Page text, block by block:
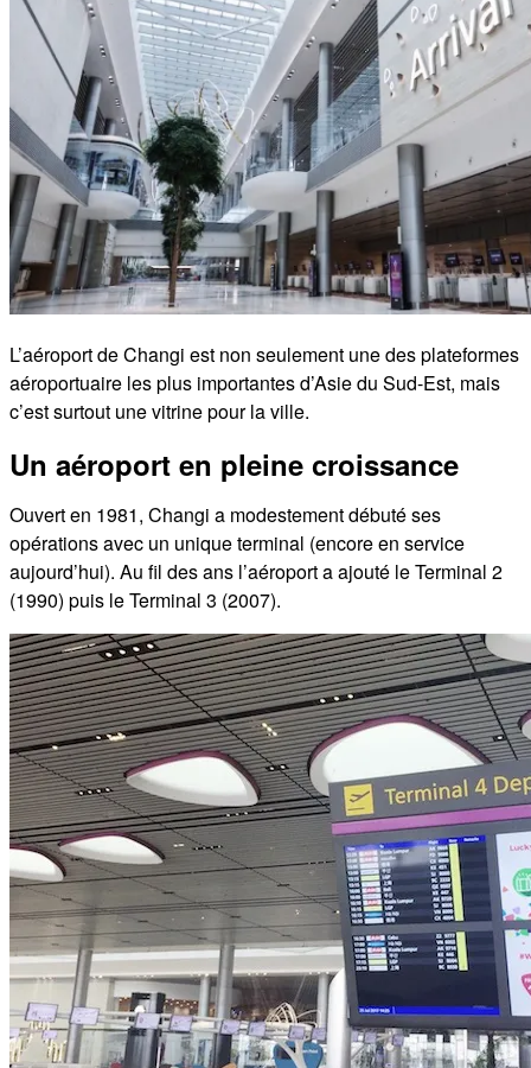
L’aéroport de Changi est non seulement une des plateformes
aéroportuaire les plus importantes d’Asie du Sud-Est, mais
c’est surtout une vitrine pour la ville.
Un aéroport en pleine croissance
Ouvert en 1981, Changi a modestement débuté ses
opérations avec un unique terminal (encore en service
aujourd’hui). Au fil des ans l’aéroport a ajouté le Terminal 2
(1990) puis le Terminal 3 (2007).